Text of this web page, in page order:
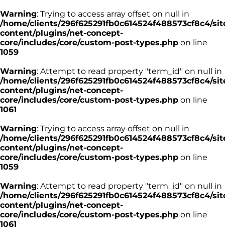
Warning: Trying to access array offset on null in
/home/clients/296f625291fb0c614524f488573cf8c4/
content/plugins/net-concept-
core/includes/core/custom-post-types.php on line
1059
Warning: Attempt to read property "term_id" on null in
/home/clients/296f625291fb0c614524f488573cf8c4/
content/plugins/net-concept-
core/includes/core/custom-post-types.php on line
1061
Warning: Trying to access array offset on null in
/home/clients/296f625291fb0c614524f488573cf8c4/
content/plugins/net-concept-
core/includes/core/custom-post-types.php on line
1059
Warning: Attempt to read property "term_id" on null in
/home/clients/296f625291fb0c614524f488573cf8c4/
content/plugins/net-concept-
core/includes/core/custom-post-types.php on line
1061